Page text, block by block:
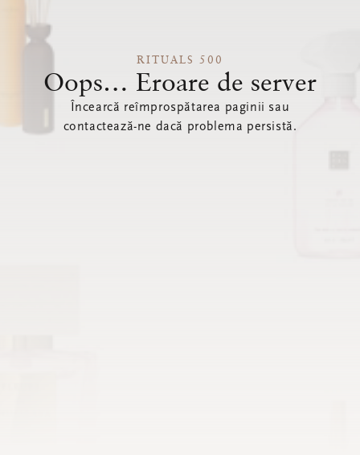
RITUALS 500
Oops… Eroare de server
Încearcă reîmprospătarea paginii sau
contactează-ne dacă problema persistă.